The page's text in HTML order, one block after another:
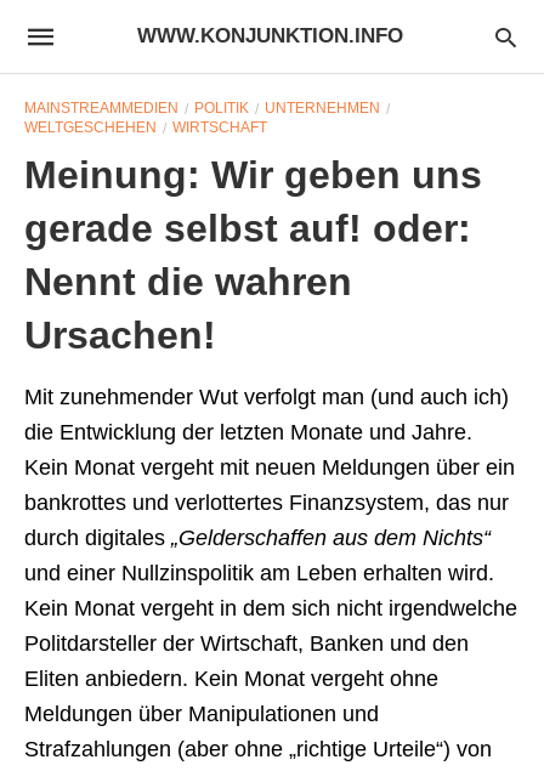
WWW.KONJUNKTION.INFO
MAINSTREAMMEDIEN POLITIK
UNTERNEHMEN
WELTGESCHEHEN
WIRTSCHAFT
Meinung: Wir geben uns
gerade selbst auf! oder:
Nennt die wahren
Ursachen!
Mit zunehmender Wut verfolgt man (und auch ich)
die Entwicklung der letzten Monate und Jahre.
Kein Monat vergeht mit neuen Meldungen über ein
bankrottes und verlottertes Finanzsystem, das nur
durch digitales „Gelderschaffen aus dem Nichts“
und einer Nullzinspolitik am Leben erhalten wird.
Kein Monat vergeht in dem sich nicht irgendwelche
Politdarsteller der Wirtschaft, Banken und den
Eliten anbiedern. Kein Monat vergeht ohne
Meldungen über Manipulationen und
Strafzahlungen (aber ohne „richtige Urteile“) von